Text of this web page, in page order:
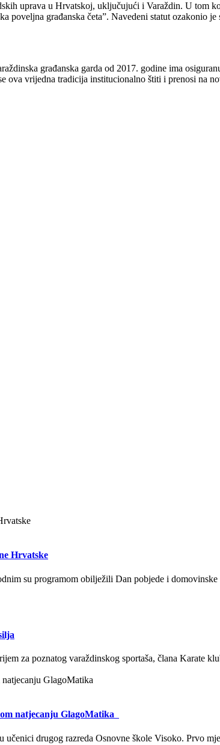
uprava u Hrvatskoj, uključujući i Varaždin. U tom
poveljna građanska četa”. Navedeni statut ozakonio
građanska garda od 2017. godine ima
ova vrijedna tradicija institucionalno štiti i prenosi na
Hrvatske
su programom obilježili Dan pobjede i
za poznatog varaždinskog sportaša, člana Karate
natjecanju GlagoMatika
drugog razreda Osnovne škole Visoko. Prvo